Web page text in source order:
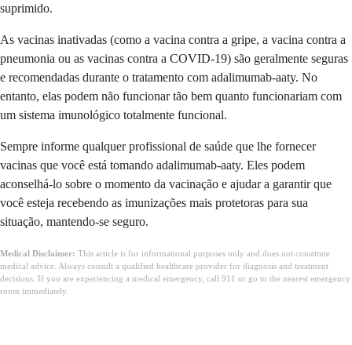
suprimido.
As vacinas inativadas (como a vacina contra a gripe, a vacina contra a
pneumonia ou as vacinas contra a COVID-19) são geralmente seguras
e recomendadas durante o tratamento com adalimumab-aaty. No
entanto, elas podem não funcionar tão bem quanto funcionariam com
um sistema imunológico totalmente funcional.
Sempre informe qualquer profissional de saúde que lhe fornecer
vacinas que você está tomando adalimumab-aaty. Eles podem
aconselhá-lo sobre o momento da vacinação e ajudar a garantir que
você esteja recebendo as imunizações mais protetoras para sua
situação, mantendo-se seguro.
Medical Disclaimer: This article is for informational purposes only and does not constitute
medical advice. Always consult a qualified healthcare provider for diagnosis and treatment
decisions. If you are experiencing a medical emergency, call 911 or go to the nearest emergency
room immediately.